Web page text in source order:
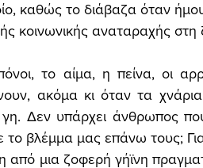
καθώς το διάβαζα όταν
κοινωνικής αναταραχής
το αίμα, η πείνα, οι
ακόμα κι όταν τα χνάρια
Δεν υπάρχει άνθρωπος
το βλέμμα μας επάνω τους;
μια ζοφερή γήϊνη